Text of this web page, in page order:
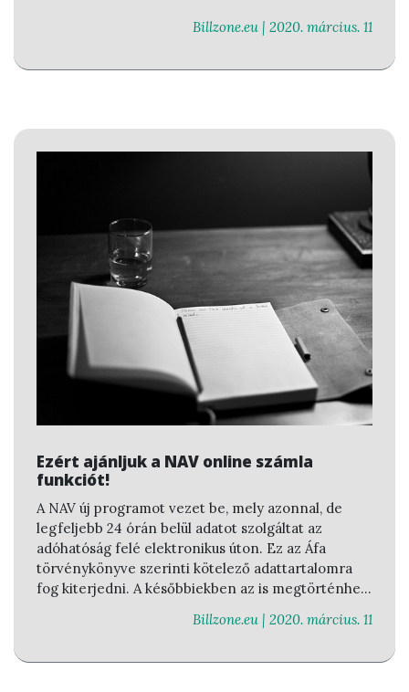
Billzone.eu | 2020. március. 11
Ezért ajánljuk a NAV online számla
funkciót!
A NAV új programot vezet be, mely azonnal, de
legfeljebb 24 órán belül adatot szolgáltat az
adóhatóság felé elektronikus úton. Ez az Áfa
törvénykönyve szerinti kötelező adattartalomra
fog kiterjedni. A későbbiekben az is megtörténhet,
Billzone.eu | 2020. március. 11